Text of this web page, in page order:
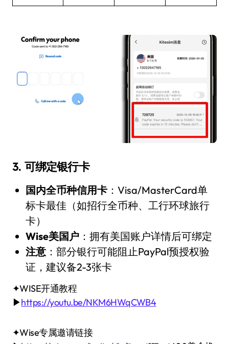
3. 可绑定银行卡
国内全币种信用卡：Visa/MasterCard单
标卡最佳（如招行全币种、工行环球旅行
卡）
Wise美国户：拥有美国账户详情后可绑定
注意：部分银行可能阻止PayPal预授权验
证，建议备2-3张卡
✦WISE开通教程
▶https://youtu.be/NKM6HWqCWB4
✦Wise专属邀请链接